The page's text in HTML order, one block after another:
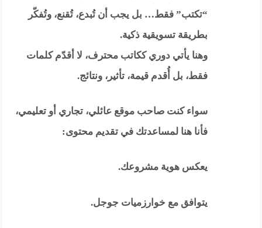
“تكتب” فقط… بل يجب أن تُبدع، تُقنع، وتُفكّر
بطريقة تسويقية ذكية.
وهنا يأتي دوري ككاتب محترف، لا أقدّم كلمات
فقط، بل أُقدم قيمة، تأثير، ونتائج.
سواء كنت صاحب موقع عائلي، تجاري أو تعليمي،
فأنا هنا لمساعدتك في تقديم محتوى:
يعكس هوية مشروعك.
يتوافق مع خوارزميات جوجل.